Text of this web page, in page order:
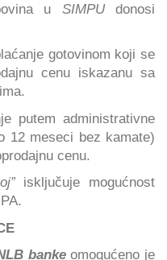
u SIMPUdonosi
gotovinom koji se
cenu iskazanu sa
putem administrativne
12 meseci bez kamate)
cenu.
isključuje mogućnost
bankeomogućeno je